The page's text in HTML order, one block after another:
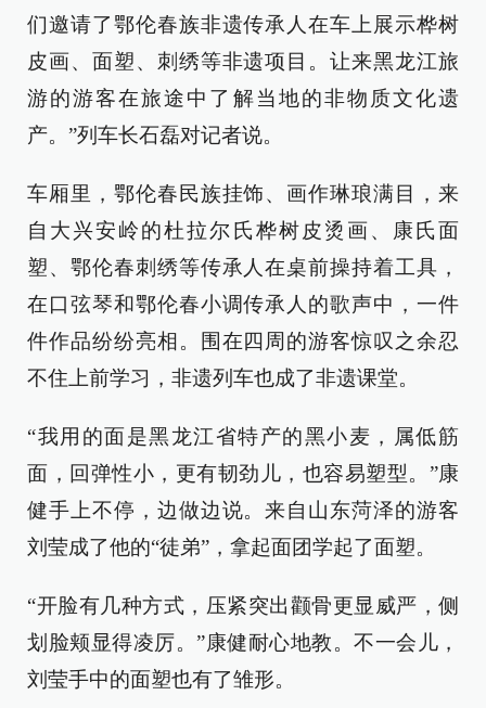
们邀请了鄂伦春族非遗传承人在车上展示桦树
皮画、面塑、刺绣等非遗项目。让来黑龙江旅
游的游客在旅途中了解当地的非物质文化遗
产。”列车长石磊对记者说。
车厢里，鄂伦春民族挂饰、画作琳琅满目，来
自大兴安岭的杜拉尔氏桦树皮烫画、康氏面
塑、鄂伦春刺绣等传承人在桌前操持着工具，
在口弦琴和鄂伦春小调传承人的歌声中，一件
件作品纷纷亮相。围在四周的游客惊叹之余忍
不住上前学习，非遗列车也成了非遗课堂。
“我用的面是黑龙江省特产的黑小麦，属低筋
面，回弹性小，更有韧劲儿，也容易塑型。”康
健手上不停，边做边说。来自山东菏泽的游客
刘莹成了他的“徒弟”，拿起面团学起了面塑。
“开脸有几种方式，压紧突出颧骨更显威严，侧
划脸颊显得凌厉。”康健耐心地教。不一会儿，
刘莹手中的面塑也有了雏形。